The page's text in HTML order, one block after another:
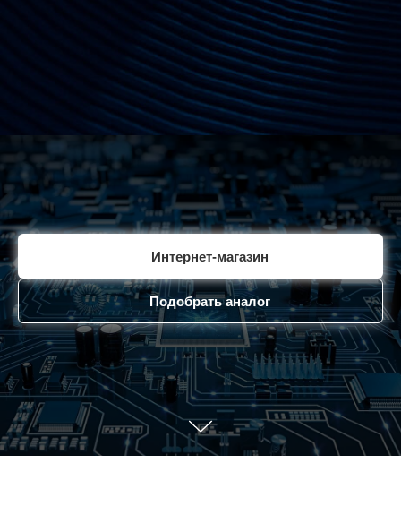
Интернет-магазин
Подобрать аналог